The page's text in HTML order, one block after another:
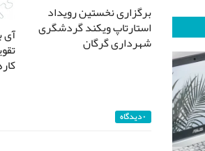
برگزاری نخستین رویداد
استارتاپ ویکند گردشگری
شهرداری گرگان آی
۰ دیدگاه